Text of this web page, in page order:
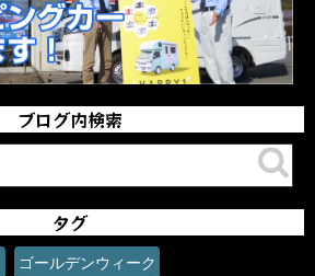
ブログ内検索
タグ
ゴールデンウィーク